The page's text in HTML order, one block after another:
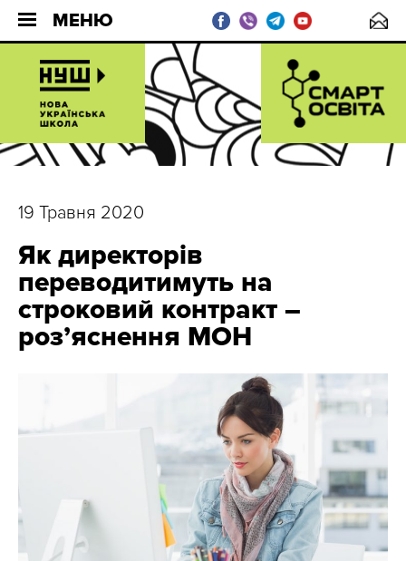
МЕНЮ
19 Травня 2020
Як директорів
переводитимуть на
строковий контракт –
роз’яснення МОН